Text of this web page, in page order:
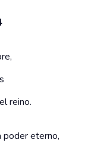
reino.
poder eterno,